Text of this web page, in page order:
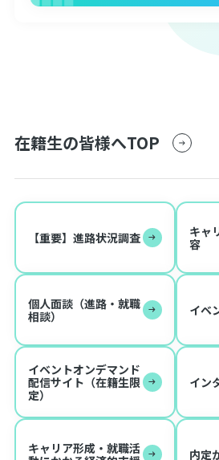
在籍生の皆様へTOP
【重要】進路状況調査
キャ
容
個人面談（進路・就職
相談）
イベ
イベントオンデマンド
配信サイト（在籍生限
定）
イン
キャリア形成・就職活
内定